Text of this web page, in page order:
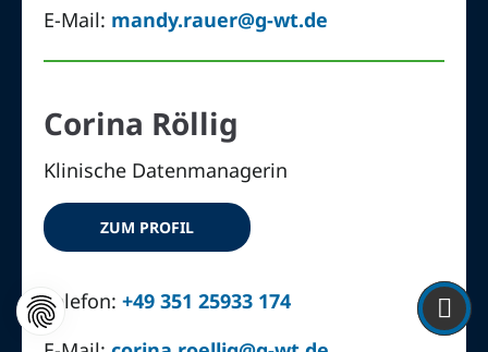
E-Mail: mandy.rauer@g-wt.de
Corina Röllig
Klinische Datenmanagerin
ZUM PROFIL
Telefon:+49 351 25933 174